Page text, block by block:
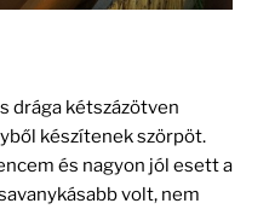
drága kétszázötven
készítenek szörpöt.
és nagyon jól esett a
volt, nem